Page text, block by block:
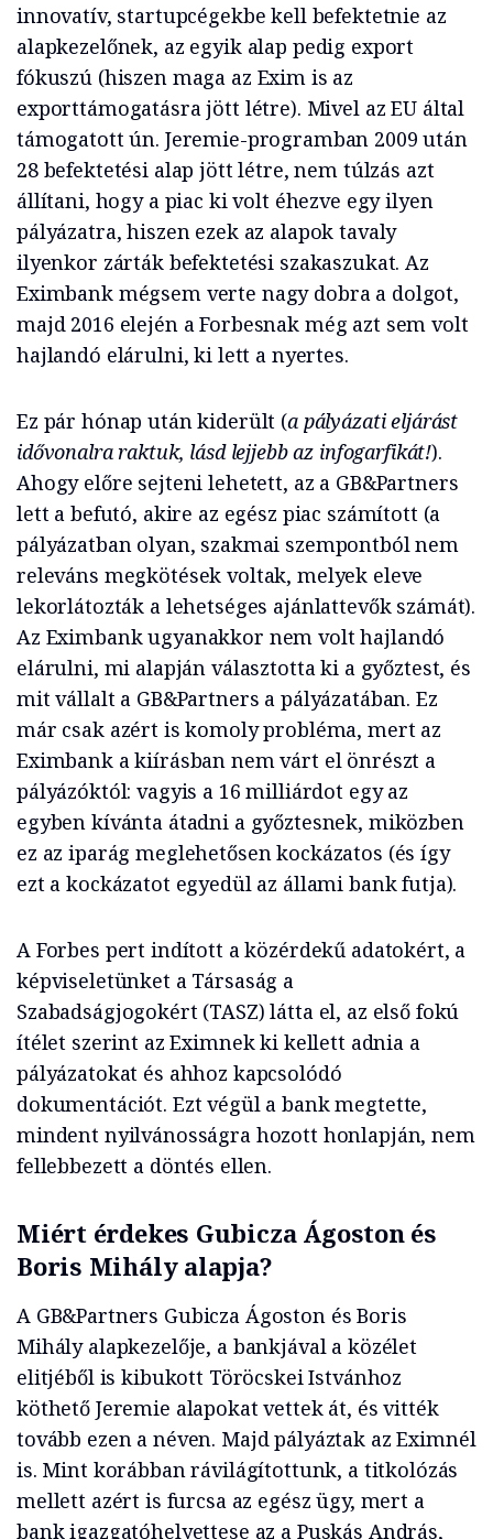
innovatív, startupcégekbe kell befektetnie az
alapkezelőnek, az egyik alap pedig export
fókuszú (hiszen maga az Exim is az
exporttámogatásra jött létre). Mivel az EU által
támogatott ún. Jeremie-programban 2009 után
28 befektetési alap jött létre, nem túlzás azt
állítani, hogy a piac ki volt éhezve egy ilyen
pályázatra, hiszen ezek az alapok tavaly
ilyenkor zárták befektetési szakaszukat. Az
Eximbank mégsem verte nagy dobra a dolgot,
majd 2016 elején a Forbesnak még azt sem volt
hajlandó elárulni, ki lett a nyertes.
Ez pár hónap után kiderült (a pályázati eljárást
idővonalra raktuk, lásd lejjebb az infogarfikát!).
Ahogy előre sejteni lehetett, az a GB&Partners
lett a befutó, akire az egész piac számított (a
pályázatban olyan, szakmai szempontból nem
releváns megkötések voltak, melyek eleve
lekorlátozták a lehetséges ajánlattevők számát).
Az Eximbank ugyanakkor nem volt hajlandó
elárulni, mi alapján választotta ki a győztest, és
mit vállalt a GB&Partners a pályázatában. Ez
már csak azért is komoly probléma, mert az
Eximbank a kiírásban nem várt el önrészt a
pályázóktól: vagyis a 16 milliárdot egy az
egyben kívánta átadni a győztesnek, miközben
ez az iparág meglehetősen kockázatos (és így
ezt a kockázatot egyedül az állami bank futja).
A Forbes pert indított a közérdekű adatokért, a
képviseletünket a Társaság a
Szabadságjogokért (TASZ) látta el, az első fokú
ítélet szerint az Eximnek ki kellett adnia a
pályázatokat és ahhoz kapcsolódó
dokumentációt. Ezt végül a bank megtette,
mindent nyilvánosságra hozott honlapján, nem
fellebbezett a döntés ellen.
Miért érdekes Gubicza Ágoston és
Boris Mihály alapja?
A GB&Partners Gubicza Ágoston és Boris
Mihály alapkezelője, a bankjával a közélet
elitjéből is kibukott Töröcskei Istvánhoz
köthető Jeremie alapokat vettek át, és vitték
tovább ezen a néven. Majd pályáztak az Eximnél
is. Mint korábban rávilágítottunk, a titkolózás
mellett azért is furcsa az egész ügy, mert a
bank igazgatóhelyettese az a Puskás András,